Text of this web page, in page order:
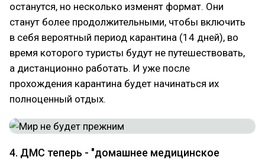
останутся, но несколько изменят формат. Они
станут более продолжительными, чтобы включить
в себя вероятный период карантина (14 дней), во
время которого туристы будут не путешествовать,
а дистанционно работать. И уже после
прохождения карантина будет начинаться их
полноценный отдых.
4. ДМС теперь - "домашнее медицинское